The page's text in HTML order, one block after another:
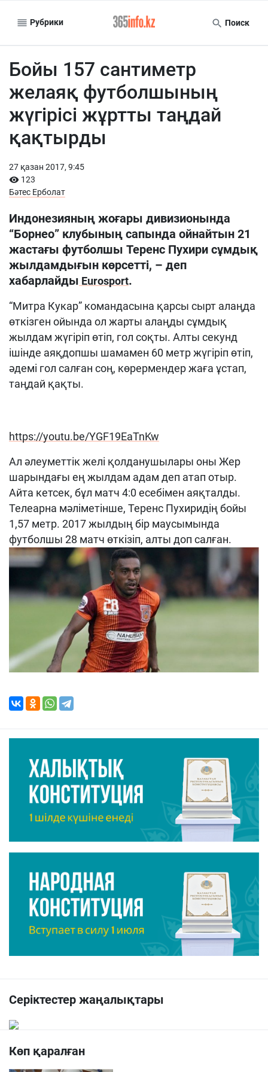
Рубрики Поиск
Бойы 157 сантиметр
желаяқ футболшының
жүгірісі жұртты таңдай
қақтырды
27 қазан 2017, 9:45
123
Бәтес Ерболат
Индонезияның жоғары дивизионында
“Борнео” клубының сапында ойнайтын 21
жастағы футболшы Теренс Пухири сұмдық
жылдамдығын көрсетті, – деп
хабарлайды Eurosport.
“Митра Кукар” командасына қарсы сырт алаңда
өткізген ойында ол жарты алаңды сұмдық
жылдам жүгіріп өтіп, гол соқты. Алты секунд
ішінде аяқдопшы шамамен 60 метр жүгіріп өтіп,
әдемі гол салған соң, көрермендер жаға ұстап,
таңдай қақты.
https://youtu.be/YGF19EaTnKw
Ал әлеуметтік желі қолданушылары оны Жер
шарындағы ең жылдам адам деп атап отыр.
Айта кетсек, бұл матч 4:0 есебімен аяқталды.
Телеарна мәліметінше, Теренс Пухиридің бойы
1,57 метр. 2017 жылдың бір маусымында
футболшы 28 матч өткізіп, алты доп салған.
Серіктестер жаңалықтары
Көп қаралған